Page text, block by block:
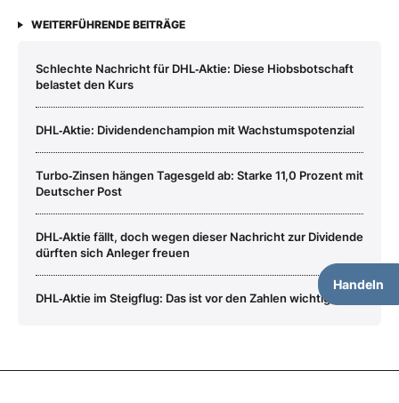
Handeln
WEITERFÜHRENDE BEITRÄGE
Schlechte Nachricht für DHL‑Aktie: Diese Hiobsbotschaft
belastet den Kurs
DHL‑Aktie: Dividendenchampion mit Wachstumspotenzial
Turbo‑Zinsen hängen Tagesgeld ab: Starke 11,0 Prozent mit
Deutscher Post
DHL‑Aktie fällt, doch wegen dieser Nachricht zur Dividende
dürften sich Anleger freuen
DHL‑Aktie im Steigflug: Das ist vor den Zahlen wichtig